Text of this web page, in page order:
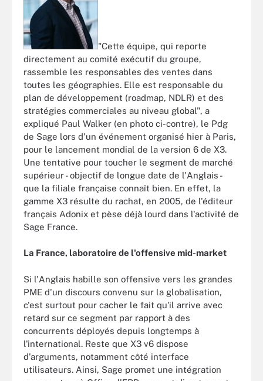
"Cette équipe, qui reporte
directement au comité exécutif du groupe,
rassemble les responsables des ventes dans
toutes les géographies. Elle est responsable du
plan de développement (roadmap, NDLR) et des
stratégies commerciales au niveau global", a
expliqué Paul Walker (en photo ci-contre), le Pdg
de Sage lors d'un événement organisé hier à Paris,
pour le lancement mondial de la version 6 de X3.
Une tentative pour toucher le segment de marché
supérieur - objectif de longue date de l'Anglais -
que la filiale française connaît bien. En effet, la
gamme X3 résulte du rachat, en 2005, de l'éditeur
français Adonix et pèse déjà lourd dans l'activité de
Sage France.
La France, laboratoire de l'offensive mid-market
Si l'Anglais habille son offensive vers les grandes
PME d'un discours convenu sur la globalisation,
c'est surtout pour cacher le fait qu'il arrive avec
retard sur ce segment par rapport à des
concurrents déployés depuis longtemps à
l'international. Reste que X3 v6 dispose
d'arguments, notamment côté interface
utilisateurs. Ainsi, Sage promet une intégration